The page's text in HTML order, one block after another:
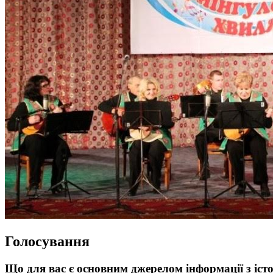
Голосування
Що для вас є основним джерелом інформації з